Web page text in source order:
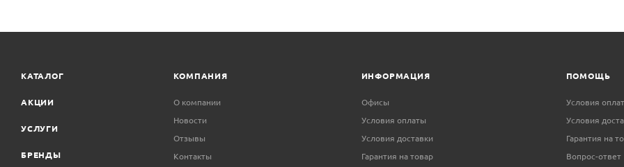
КАТАЛОГ
АКЦИИ
УСЛУГИ
БРЕНДЫ
КОМПАНИЯ
О компании
Новости
Отзывы
Контакты
ИНФОРМАЦИЯ
Офисы
Условия оплаты
Условия доставки
Гарантия на товар
ПОМОЩЬ
Условия
Условия
Гарантия на
Вопрос-ответ